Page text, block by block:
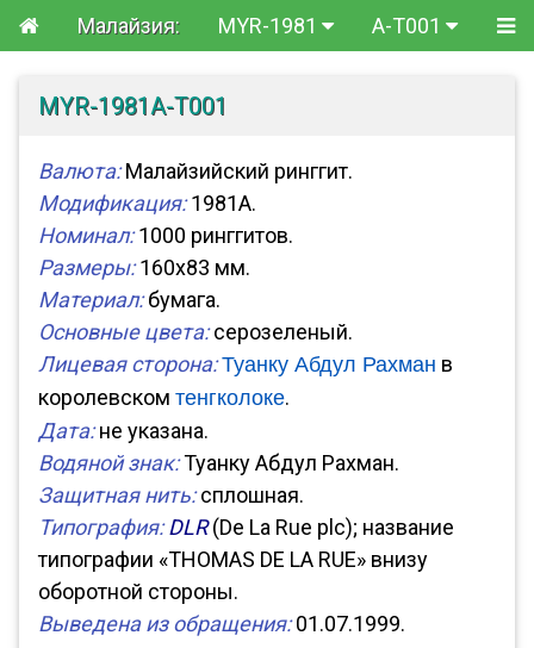
Малайзия: MYR-1981 A-T001
MYR-1981A-T001
Валюта:Малайзийский ринггит.
Модификация:1981A.
Номинал:1000 ринггитов.
Размеры:160x83 мм.
Материал:бумага.
Основные цвета:серозеленый.
Лицевая сторона: Туанку Абдул Рахман в
королевском тенгколоке.
Дата:не указана.
Водяной знак:Туанку Абдул Рахман.
Защитная нить:сплошная.
Типография: DLR(De La Rue plc); название
типографии «THOMAS DE LA RUE» внизу
оборотной стороны.
Выведена из обращения:01.07.1999.